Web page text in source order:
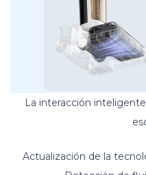
La interacción
Actualización de la